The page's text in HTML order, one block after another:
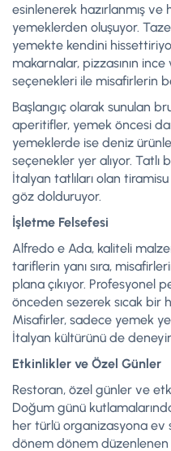
esinlenerek hazırlanmış
yemeklerden oluşuyor.
yemekte kendini
makarnalar, pizzasının
seçenekleri ile misafirlerin
Başlangıç olarak sunulan
aperitifler, yemek öncesi
yemeklerde ise deniz
seçenekler yer alıyor. Tatlı
İtalyan tatlıları olan
göz dolduruyor.
İşletme Felsefesi
Alfredo e Ada, kaliteli
tariflerin yanı sıra,
plana çıkıyor. Profesyonel
önceden sezerek sıcak bir
Misafirler, sadece yemek
İtalyan kültürünü de
Etkinlikler ve Özel Günler
Restoran, özel günler ve
Doğum günü
her türlü organizasyona ev
dönem dönem düzenlenen